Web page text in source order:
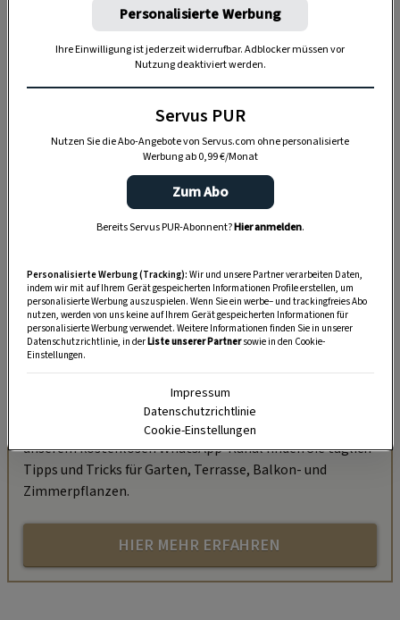
Harmonikabauer selbständig. Unerfahren und
ohne große Fachkenntnisse, wie er sagt. Heute
gehört der Steirer mit slowenischen Wurzeln zu
den Besten seiner Zunft.
„Servus Garten“ auf WhatsApp
Nutzen Sie WhatsApp auf Ihrem Handy und lieben es, auf
dem Balkon, der Terrasse oder im Garten zu werkeln? In
unserem kostenlosen WhatsApp-Kanal finden Sie täglich
Tipps und Tricks für Garten, Terrasse, Balkon- und
Zimmerpflanzen.
HIER MEHR ERFAHREN
Personalisierte Werbung
Ihre Einwilligung ist jederzeit widerrufbar. Adblocker müssen vor
Nutzung deaktiviert werden.
Servus PUR
Nutzen Sie die Abo-Angebote von Servus.com ohne personalisierte
Werbung ab 0,99 €/Monat
Zum Abo
Bereits Servus PUR-Abonnent?Hier anmelden.
Personalisierte Werbung (Tracking): Wir und unsere Partner verarbeiten Daten,
indem wir mit auf Ihrem Gerät gespeicherten Informationen Profile erstellen, um
personalisierte Werbung auszuspielen. Wenn Sie ein werbe– und trackingfreies Abo
nutzen, werden von uns keine auf Ihrem Gerät gespeicherten Informationen für
personalisierte Werbung verwendet. Weitere Informationen finden Sie in unserer
Datenschutzrichtlinie, in derListe unserer Partnersowie in den Cookie-
Einstellungen.
Impressum
Datenschutzrichtlinie
Cookie-Einstellungen